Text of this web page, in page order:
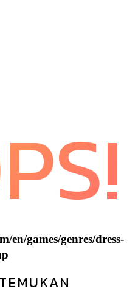
en/games/genres/dress-